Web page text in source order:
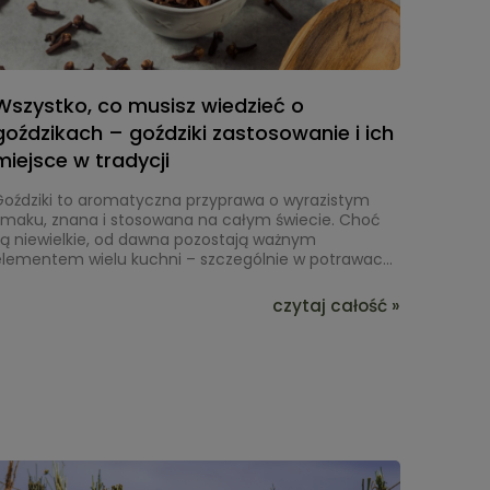
co musisz wiedzieć o
– goździki zastosowanie i ich
w tradycji
to aromatyczna przyprawa o wyrazistym
znana i stosowana na całym świecie. Choć
niewielkie, od dawna pozostają ważnym
wielu kuchni – szczególnie w potrawach
intensywnego, korzennego akcentu. Wspomnienie
goździków większości osób kojarzy się z
czytaj całość »